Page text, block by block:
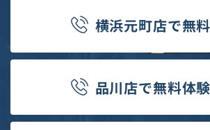
横浜元町店で無
品川店で無料体験